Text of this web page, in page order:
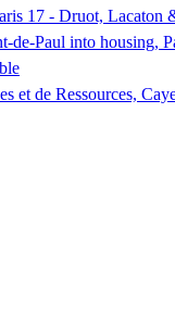
17 - Druot, Lacaton
de-Paul into housing,
et de Ressources,